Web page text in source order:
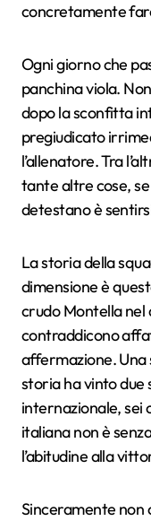
concretamente
Ogni giorno che
panchina viola.
dopo la sconfitta
pregiudicato
l’allenatore. Tra
tante altre cose, se
detestano è
La storia della
dimensione è
crudo Montella nel
contraddicono
affermazione. Una
storia ha vinto due
internazionale, sei
italiana non è
l’abitudine alla
Sinceramente non